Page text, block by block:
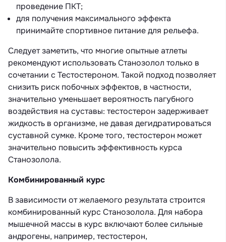
проведение ПКТ;
для получения максимального эффекта
принимайте спортивное питание для рельефа.
Следует заметить, что многие опытные атлеты
рекомендуют использовать Станозолол только в
сочетании с Тестостероном. Такой подход позволяет
снизить риск побочных эффектов, в частности,
значительно уменьшает вероятность пагубного
воздействия на суставы: тестостерон задерживает
жидкость в организме, не давая дегидратироваться
суставной сумке. Кроме того, тестостерон может
значительно повысить эффективность курса
Станозолола.
Комбинированный курс
В зависимости от желаемого результата строится
комбинированный курс Станозолола. Для набора
мышечной массы в курс включают более сильные
андрогены, например, тестостерон,